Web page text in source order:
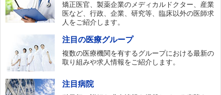
矯正医官、製薬企業のメディカルドクター、産業
医など、行政、企業、研究等、臨床以外の医師求
人をご紹介します。
注目の医療グループ
複数の医療機関を有するグループにおける最新の
取り組みや求人情報をご紹介します。
注目病院